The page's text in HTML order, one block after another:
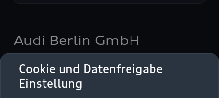
Cookie und Datenfreigabe
Einstellung
Audi Berlin GmbH